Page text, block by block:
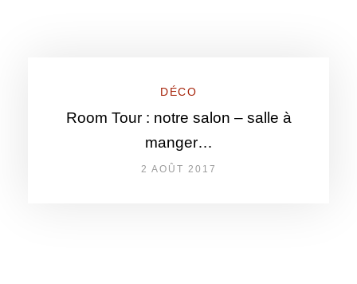
DÉCO
Room Tour : notre salon – salle à
manger…
2 AOÛT 2017